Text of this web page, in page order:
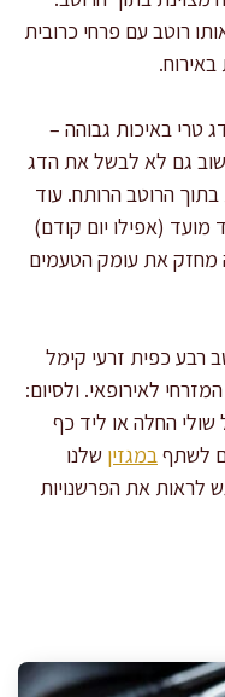
רוטב עם פרחי כרובית
טרי באיכות גבוהה –
גם לא לבשל את הדג
הרוטב הרותח. עוד
(אפילו יום קודם)
מחזק את עומק הטעמים
רבע כפית זרעי קימל
לאירופאי. ולסיום:
החלה או ליד כף
לשתףבמגזין שלנו
לראות את הפרשנויות